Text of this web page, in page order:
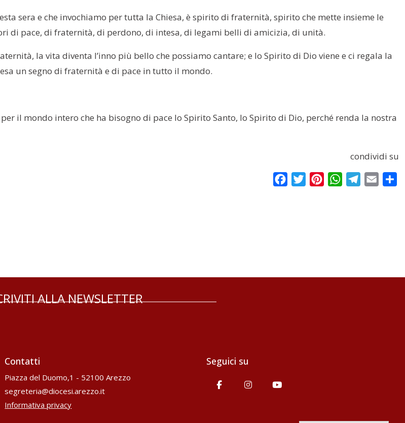
sera e che invochiamo per tutta la Chiesa, è spirito di fraternità, spirito che mette insieme le
di pace, di fraternità, di perdono, di intesa, di legami belli di amicizia, di unità.
la vita diventa l’inno più bello che possiamo cantare; e lo Spirito di Dio viene e ci regala la
un segno di fraternità e di pace in tutto il mondo.
il mondo intero che ha bisogno di pace lo Spirito Santo, lo Spirito di Dio, perché renda la nostra
condividi su
FacebookTwitterPinterestWhatsAppTelegram
Email
ALLA NEWSLETTER
Contatti
Piazza del Duomo,1 - 52100 Arezzo
segreteria@diocesi.arezzo.it
Informativa privacy
Seguici su